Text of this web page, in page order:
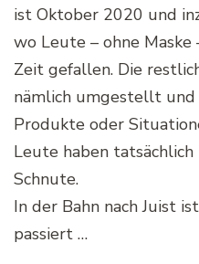
ist Oktober 2020 und
wo Leute – ohne
Zeit gefallen. Die
nämlich umgestellt
Produkte oder
Leute haben
Schnute.
In der Bahn nach Juist
passiert …